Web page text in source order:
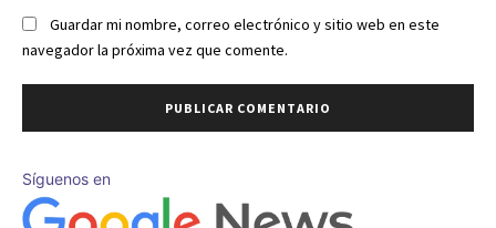
Guardar mi nombre, correo electrónico y sitio web en este
navegador la próxima vez que comente.
Síguenos en